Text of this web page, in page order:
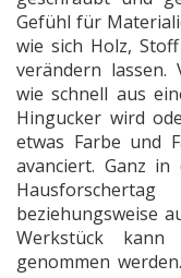
Gefühl für
wie sich Holz,
verändern lassen.
wie schnell aus
Hingucker wird
etwas Farbe und
avanciert. Ganz in
beziehungsweise
Werkstück
genommen